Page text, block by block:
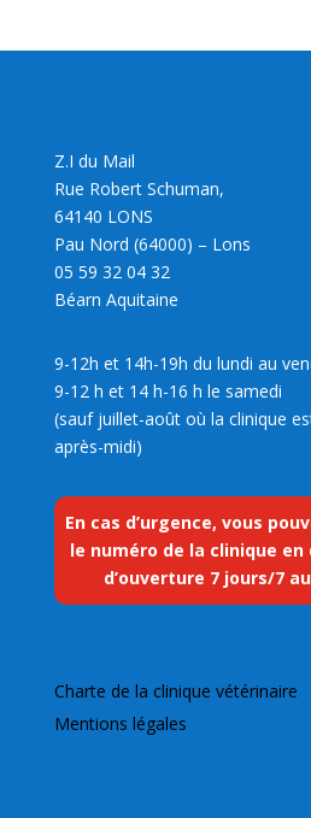
Z.I du Mail
Rue Robert Schuman,
64140 LONS
Pau Nord (64000) – Lons
05 59 32 04 32
Béarn Aquitaine
9-12h et 14h-19h du lundi au
9-12 h et 14 h-16 h le samedi
(sauf juillet-août où la clinique
après-midi)
En cas d’urgence, vous
le numéro de la clinique en
d’ouverture 7 jours/7 au
Charte de la clinique vétérinaire
Mentions légales